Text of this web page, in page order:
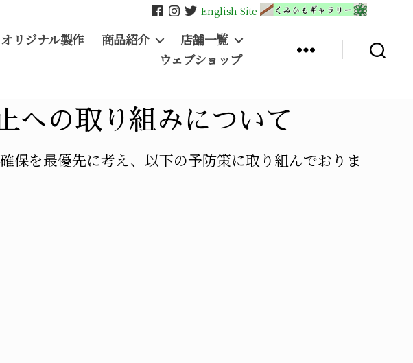
オリジナル製作 商品紹介
店舗一覧
ウェブショップ
English Site
への取り組みについて
保を最優先に考え、以下の予防策に取り組んでおりま